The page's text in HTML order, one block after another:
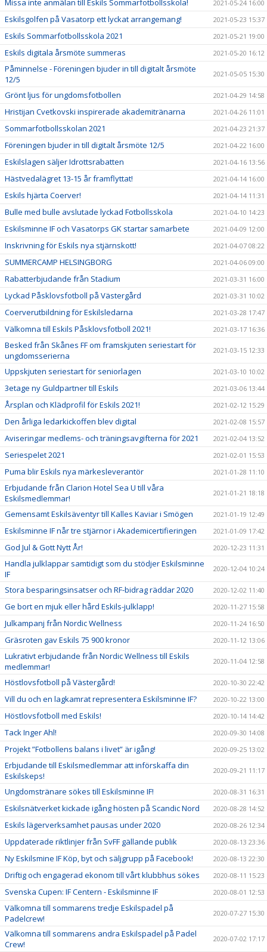
Missa inte anmälan till Eskils Sommarfotbollsskola! 2021-05-24 16:00
Eskilsgolfen på Vasatorp ett lyckat arrangemang! 2021-05-23 15:37
Eskils Sommarfotbollsskola 2021 2021-05-21 19:00
Eskils digitala årsmöte summeras 2021-05-20 16:12
Påminnelse - Föreningen bjuder in till digitalt årsmöte
12/5
2021-05-05 15:30
Grönt ljus för ungdomsfotbollen 2021-04-29 14:58
Hristijan Cvetkovski inspirerade akademitränarna 2021-04-26 11:01
Sommarfotbollsskolan 2021 2021-04-23 21:37
Föreningen bjuder in till digitalt årsmöte 12/5 2021-04-22 16:00
Eskilslagen säljer Idrottsrabatten 2021-04-16 13:56
Hästvedalägret 13-15 år framflyttat! 2021-04-14 16:00
Eskils hjärta Coerver! 2021-04-14 11:31
Bulle med bulle avslutade lyckad Fotbollsskola 2021-04-10 14:23
Eskilsminne IF och Vasatorps GK startar samarbete 2021-04-09 12:00
Inskrivning för Eskils nya stjärnskott! 2021-04-07 08:22
SUMMERCAMP HELSINGBORG 2021-04-06 09:00
Rabatterbjudande från Stadium 2021-03-31 16:00
Lyckad Påsklovsfotboll på Västergård 2021-03-31 10:02
Coerverutbildning för Eskilsledarna 2021-03-28 17:47
Välkomna till Eskils Påsklovsfotboll 2021! 2021-03-17 16:36
Besked från Skånes FF om framskjuten seriestart för
ungdomsserierna
2021-03-15 12:33
Uppskjuten seriestart för seniorlagen 2021-03-10 10:02
3etage ny Guldpartner till Eskils 2021-03-06 13:44
Årsplan och Klädprofil för Eskils 2021! 2021-02-12 15:29
Den årliga ledarkickoffen blev digital 2021-02-08 15:57
Aviseringar medlems- och träningsavgifterna för 2021 2021-02-04 13:52
Seriespelet 2021 2021-02-01 15:53
Puma blir Eskils nya märkesleverantör 2021-01-28 11:10
Erbjudande från Clarion Hotel Sea U till våra
Eskilsmedlemmar!
2021-01-21 18:18
Gemensamt Eskilsäventyr till Kalles Kaviar i Smögen 2021-01-19 12:49
Eskilsminne IF når tre stjärnor i Akademicertifieringen 2021-01-09 17:42
God Jul & Gott Nytt År! 2020-12-23 11:31
Handla julklappar samtidigt som du stödjer Eskilsminne
IF
2020-12-04 10:24
Stora besparingsinsatser och RF-bidrag räddar 2020 2020-12-02 11:40
Ge bort en mjuk eller hård Eskils-julklapp! 2020-11-27 15:58
Julkampanj från Nordic Wellness 2020-11-24 16:50
Gräsroten gav Eskils 75 900 kronor 2020-11-12 13:06
Lukrativt erbjudande från Nordic Wellness till Eskils
medlemmar!
2020-11-04 12:58
Höstlovsfotboll på Västergård! 2020-10-30 22:42
Vill du och en lagkamrat representera Eskilsminne IF? 2020-10-22 13:00
Höstlovsfotboll med Eskils! 2020-10-14 14:42
Tack Inger Ahl! 2020-09-30 14:08
Projekt ”Fotbollens balans i livet” är igång! 2020-09-25 13:02
Erbjudande till Eskilsmedlemmar att införskaffa din
Eskilskeps!
2020-09-21 11:17
Ungdomstränare sökes till Eskilsminne IF! 2020-08-31 16:31
Eskilsnätverket kickade igång hösten på Scandic Nord 2020-08-28 14:52
Eskils lägerverksamhet pausas under 2020 2020-08-26 12:34
Uppdaterade riktlinjer från SvFF gällande publik 2020-08-13 23:36
Ny Eskilsmine IF Köp, byt och säljgrupp på Facebook! 2020-08-13 22:30
Driftig och engagerad ekonom till vårt klubbhus sökes 2020-08-11 15:23
Svenska Cupen: IF Centern - Eskilsminne IF 2020-08-01 12:53
Välkomna till sommarens tredje Eskilspadel på
Padelcrew!
2020-07-27 15:30
Välkomna till sommarens andra Eskilspadel på Padel
Crew!
2020-07-02 17:17